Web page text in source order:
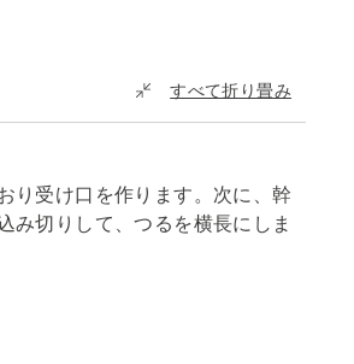
すべて折り畳み
り受け口を作ります。次に、幹
み切りして、つるを横長にしま